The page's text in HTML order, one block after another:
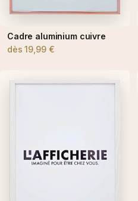
Cadre aluminium cuivre
dès19,99 €